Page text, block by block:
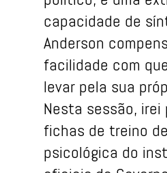
capacidade de
Anderson
facilidade com
levar pela sua
Nesta sessão,
fichas de treino
psicológica do